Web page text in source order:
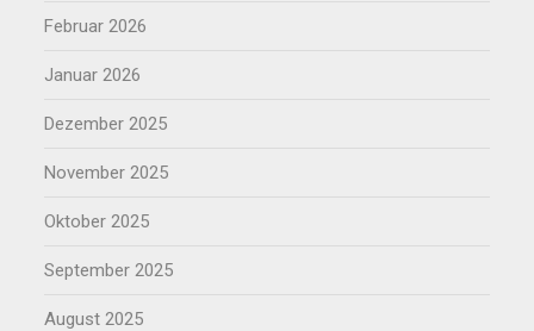
Februar 2026
Januar 2026
Dezember 2025
November 2025
Oktober 2025
September 2025
August 2025